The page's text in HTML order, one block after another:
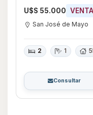
U$S 55.000 VENTA
San José de Mayo
2 1
Consultar